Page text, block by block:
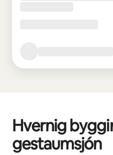
Hvernig
gestaumsjón